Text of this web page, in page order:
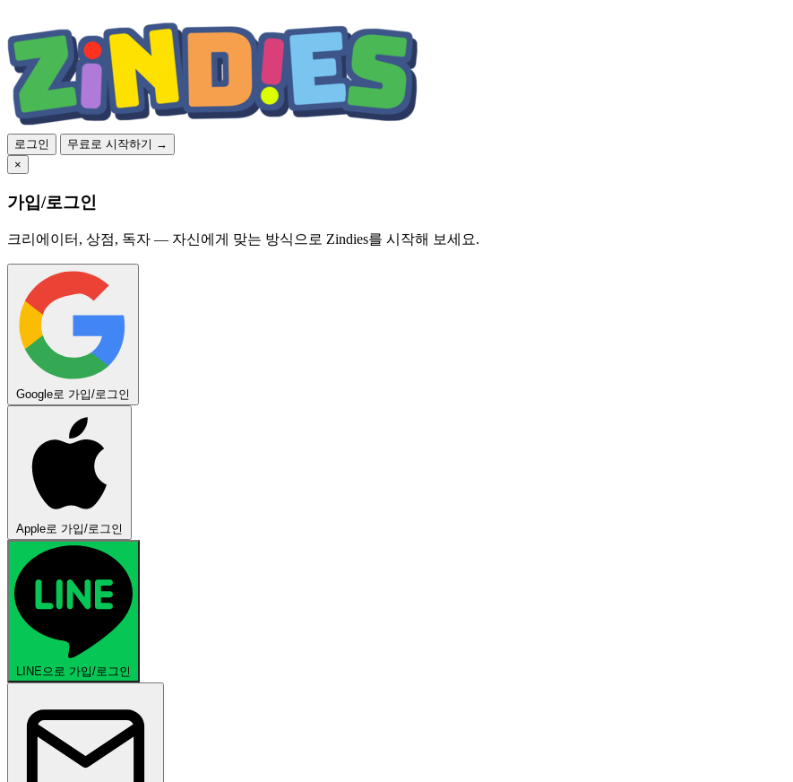
로그인
무료로 시작하기 →
×
가입/로그인
크리에이터, 상점, 독자 — 자신에게 맞는 방식으로 Zindies를 시작해 보세요.
Google로 가입/로그인
Apple로 가입/로그인
LINE으로 가입/로그인